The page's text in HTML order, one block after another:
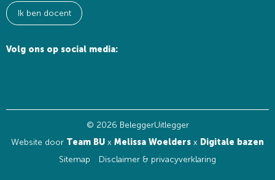
Ik ben docent
Volg ons op social media:
© 2026 BeleggerUitlegger
Website door Team BU x Melissa Woelders x Digitale bazen
Sitemap
Disclaimer & privacyverklaring